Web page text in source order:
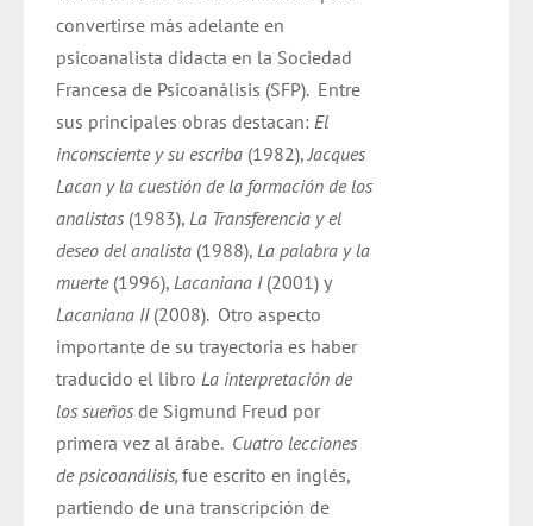
convertirse más adelante en
psicoanalista didacta en la Sociedad
Francesa de Psicoanálisis (SFP). Entre
sus principales obras destacan:El
inconsciente y su escriba (1982),Jacques
Lacan y la cuestión de la formación de los
analistas (1983),La Transferencia y el
deseo del analista (1988),La palabra y la
muerte (1996),Lacaniana I (2001) y
Lacaniana II (2008). Otro aspecto
importante de su trayectoria es haber
traducido el libroLa interpretación de
los sueñosde Sigmund Freud por
primera vez al árabe. Cuatro lecciones
de psicoanálisis,fue escrito en inglés,
partiendo de una transcripción de